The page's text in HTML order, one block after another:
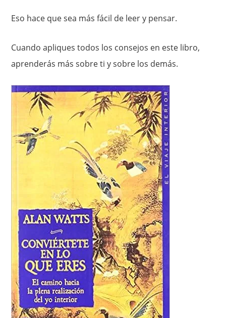
Eso hace que sea más fácil de leer y pensar.
Cuando apliques todos los consejos en este libro,
aprenderás más sobre ti y sobre los demás.